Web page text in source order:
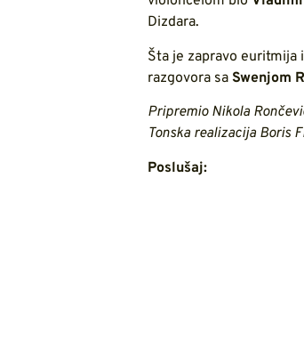
Dizdara.
Šta je zapravo euritmija
razgovora sa Swenjom
Pripremio Nikola
Tonska realizacija Boris
Poslušaj: